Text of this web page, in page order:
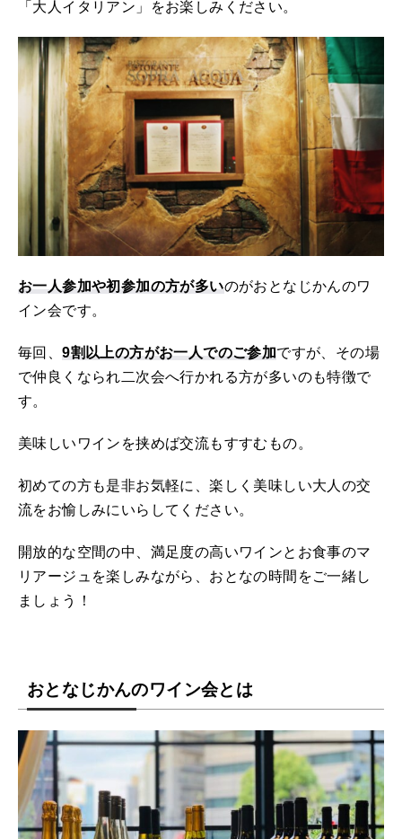
「大人イタリアン」をお楽しみください。
お一人参加や初参加の方が多いのがおとなじかんのワ
イン会です。
毎回、9割以上の方がお一人でのご参加ですが、その場
で仲良くなられ二次会へ行かれる方が多いのも特徴で
す。
美味しいワインを挟めば交流もすすむもの。
初めての方も是非お気軽に、楽しく美味しい大人の交
流をお愉しみにいらしてください。
開放的な空間の中、満足度の高いワインとお食事のマ
リアージュを楽しみながら、おとなの時間をご一緒し
ましょう！
おとなじかんのワイン会とは